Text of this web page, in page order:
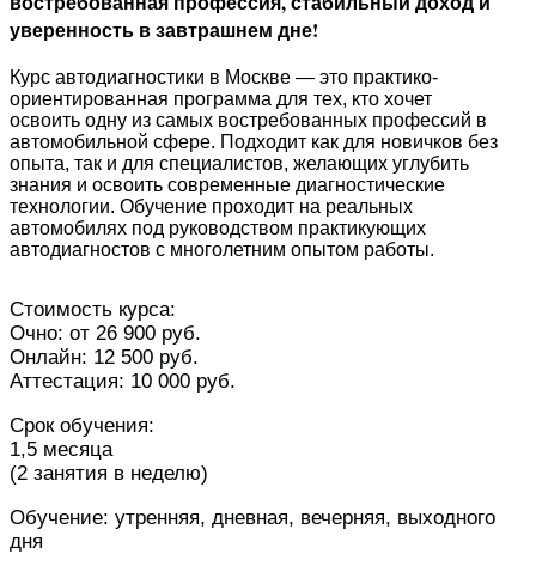
уверенность в завтрашнем дне!
Курс автодиагностики в Москве — это практико-
ориентированная программа для тех, кто хочет
освоить одну из самых востребованных профессий в
автомобильной сфере. Подходит как для новичков без
опыта, так и для специалистов, желающих углубить
знания и освоить современные диагностические
технологии. Обучение проходит на реальных
автомобилях под руководством практикующих
автодиагностов с многолетним опытом работы.
Стоимость курса:
Очно: от 26 900 руб.
Онлайн: 12 500 руб.
Аттестация: 10 000 руб.
Срок обучения:
1,5 месяца
(2 занятия в неделю)
Обучение: утренняя, дневная, вечерняя, выходного
дня